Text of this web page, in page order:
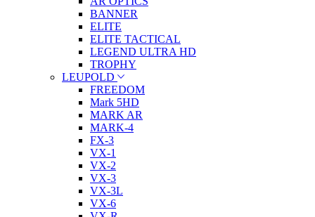
BANNER
ELITE
ELITE TACTICAL
LEGEND ULTRA HD
TROPHY
LEUPOLD
FREEDOM
Mark 5HD
MARK AR
MARK-4
FX-3
VX-1
VX-2
VX-3
VX-3L
VX-6